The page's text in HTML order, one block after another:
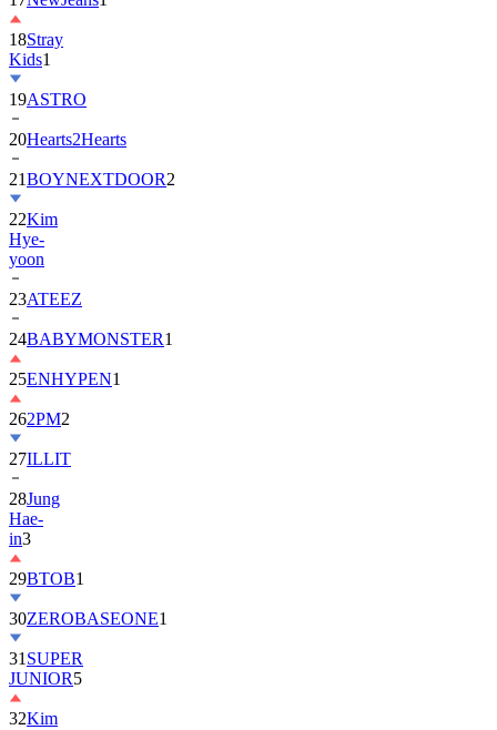
18Stray
Kids1
19ASTRO
20Hearts2Hearts
21BOYNEXTDOOR2
22Kim
Hye-
yoon
23ATEEZ
24BABYMONSTER1
25ENHYPEN1
262PM2
27ILLIT
28Jung
Hae-
in3
29BTOB1
30ZEROBASEONE1
31 SUPER
JUNIOR5
32Kim